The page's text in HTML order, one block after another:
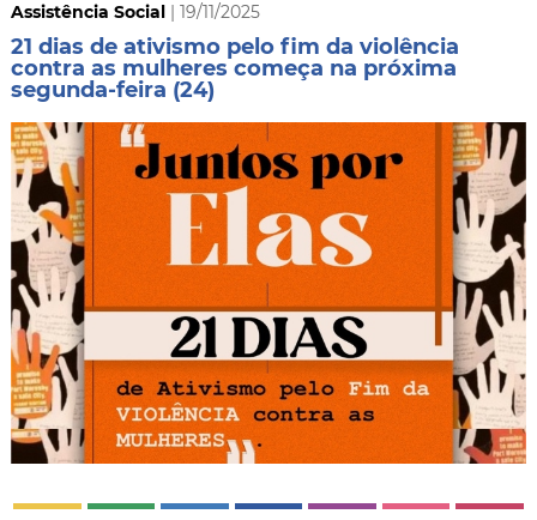
Assistência Social| 19/11/2025
21 dias de ativismo pelo fim da violência
contra as mulheres começa na próxima
segunda-feira (24)